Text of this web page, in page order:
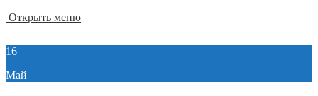
Открыть меню
16
Май